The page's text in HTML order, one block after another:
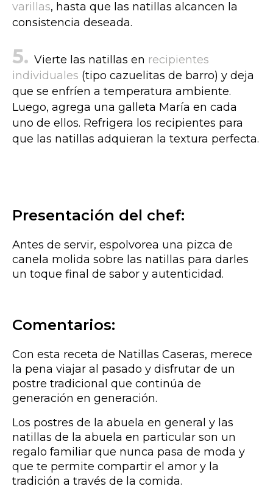
varillas, hasta que las natillas alcancen la
consistencia deseada.
Vierte las natillas en recipientes
individuales (tipo cazuelitas de barro) y deja
que se enfríen a temperatura ambiente.
Luego, agrega una galleta María en cada
uno de ellos. Refrigera los recipientes para
que las natillas adquieran la textura perfecta.
Presentación del chef:
Antes de servir, espolvorea una pizca de
canela molida sobre las natillas para darles
un toque final de sabor y autenticidad.
Comentarios:
Con esta receta de Natillas Caseras, merece
la pena viajar al pasado y disfrutar de un
postre tradicional que continúa de
generación en generación.
Los postres de la abuela en general y las
natillas de la abuela en particular son un
regalo familiar que nunca pasa de moda y
que te permite compartir el amor y la
tradición a través de la comida.